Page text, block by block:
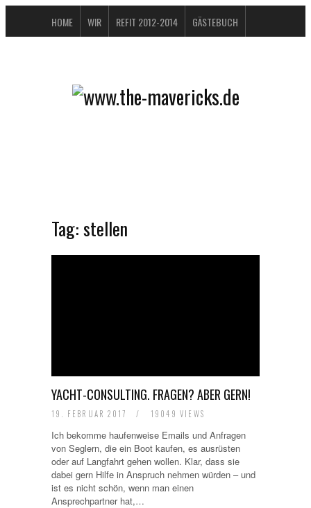
HOME WIR REFIT 2012-2014 GÄSTEBUCH
DATENSCHUTZERKLÄRUNG
Tag:stellen
YACHT-CONSULTING. FRAGEN? ABER GERN!
19. FEBRUAR 2017 / 19049 VIEWS
Ich bekomme haufenweise Emails und Anfragen
von Seglern, die ein Boot kaufen, es ausrüsten
oder auf Langfahrt gehen wollen. Klar, dass sie
dabei gern Hilfe in Anspruch nehmen würden – und
ist es nicht schön, wenn man einen
Ansprechpartner hat,…